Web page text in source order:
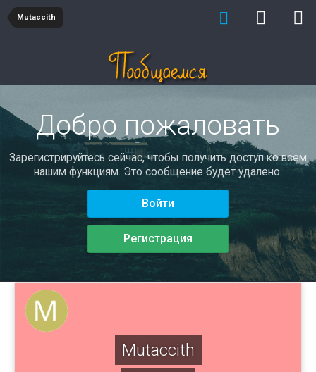
Mutaccith
Добро пожаловать
Зарегистрируйтесь сейчас, чтобы получить доступ ко всем
нашим функциям. Это сообщение будет удалено.
Войти
Регистрация
Mutaccith